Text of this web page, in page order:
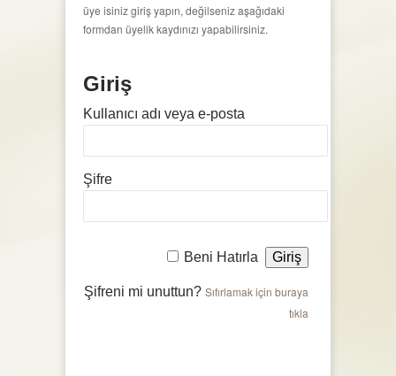
üye isiniz giriş yapın, değilseniz aşağıdaki
formdan üyelik kaydınızı yapabilirsiniz.
Giriş
Kullanıcı adı veya e-posta
Şifre
Beni Hatırla
Şifreni mi unuttun? Sıfırlamak için buraya
tıkla